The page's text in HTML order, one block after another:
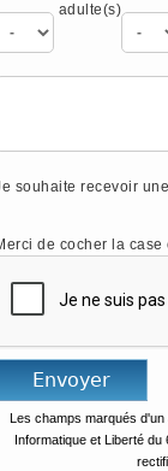
adulte(s)
souhaite recevoir
de cocher la case
Les champs marqués
Informatique et Liberté